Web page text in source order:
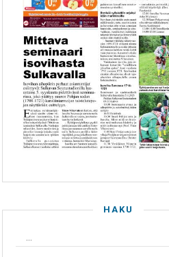
HAKU